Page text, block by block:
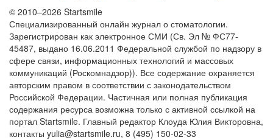
© 2010–2026 Startsmile
Специализированный онлайн журнал о стоматологии.
Зарегистрирован как электронное СМИ (Св. Эл № ФС77-
45487, выдано 16.06.2011 Федеральной службой по надзору в
сфере связи, информационных технологий и массовых
коммуникаций (Роскомнадзор)). Все содержание охраняется
авторским правом в соответствии с законодательством
Российской Федерации. Частичная или полная публикация
содержания ресурса возможна только с активной ссылкой на
портал Startsmile. Главный редактор Клоуда Юлия Викторовна,
контакты yulia@startsmile.ru, 8 (495) 150-02-33